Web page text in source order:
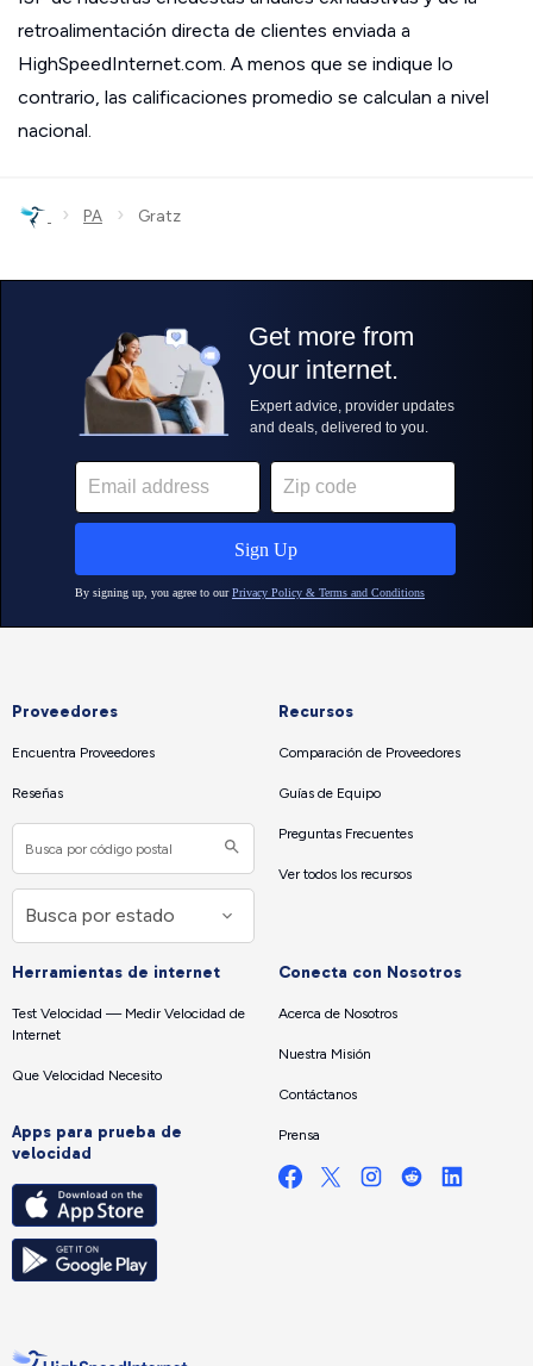
retroalimentación directa de clientes enviada a
HighSpeedInternet.com. A menos que se indique lo
contrario, las calificaciones promedio se calculan a nivel
nacional.
› PA › Gratz
Proveedores
Encuentra Proveedores
Reseñas
Recursos
Comparación de Proveedores
Guías de Equipo
Preguntas Frecuentes
Ver todos los recursos
Herramientas de internet
Test Velocidad — Medir Velocidad de
Internet
Que Velocidad Necesito
Apps para prueba de
velocidad
Conecta con Nosotros
Acerca de Nosotros
Nuestra Misión
Contáctanos
Prensa